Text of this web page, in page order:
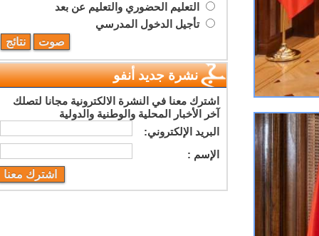
التعليم الحضوري والتعليم عن بعد
تأجيل الدخول المدرسي
نشرة جديد أنفو
اشترك معنا في النشرة الالكترونية مجانا لتصلك
آخر الأخبار المحلية والوطنية والدولية
البريد اﻹلكتروني:
اﻹسم :